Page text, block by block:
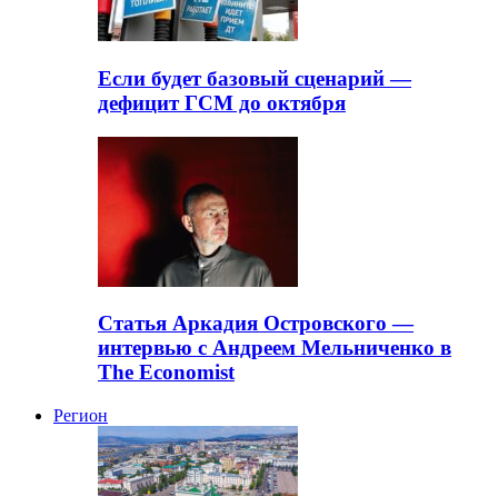
Если будет базовый сценарий —
дефицит ГСМ до октября
Статья Аркадия Островского —
интервью с Андреем Мельниченко в
The Economist
Регион